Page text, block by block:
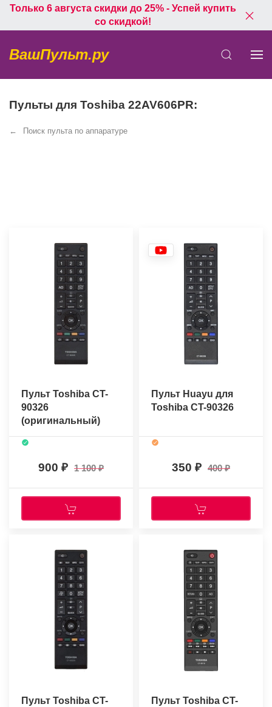
Только 6 августа скидки до 25% - Успей купить
со скидкой!
ВашПульт.ру
Пульты для Toshiba 22AV606PR:
Поиск пульта по аппаратуре
Пульт Toshiba CT-
90326
(оригинальный)
900 1 100
Пульт Huayu для
Toshiba CT-90326
350 400
Пульт Toshiba CT-
Пульт Toshiba CT-